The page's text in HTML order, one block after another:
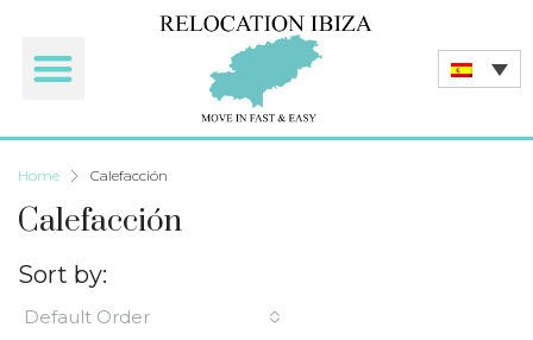
Home Calefacción
Calefacción
Sort by:
Default Order